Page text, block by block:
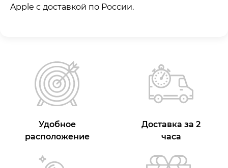
Apple с доставкой по России.
Удобное
расположение
Доставка за 2
часа